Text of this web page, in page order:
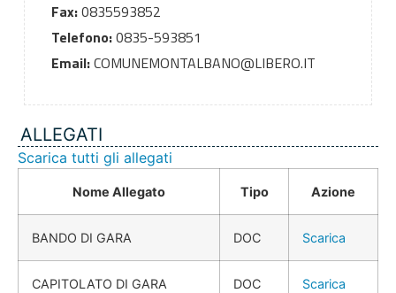
Fax:0835593852
Telefono:0835-593851
Email:COMUNEMONTALBANO@LIBERO.IT
ALLEGATI
Scarica tutti gli allegati
Nome Allegato Tipo Azione
BANDO DI GARA DOC Scarica
CAPITOLATO DI GARA DOC Scarica